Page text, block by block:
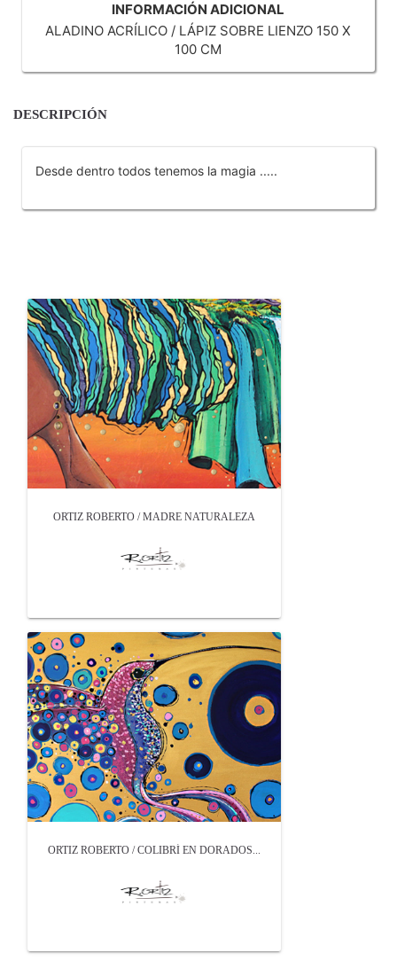
INFORMACIÓN ADICIONAL
ALADINO ACRÍLICO / LÁPIZ SOBRE LIENZO 150 X
100 CM
DESCRIPCIÓN
Desde dentro todos tenemos la magia .....
ORTIZ ROBERTO / MADRE NATURALEZA
ORTIZ ROBERTO / COLIBRÍ EN DORADOS...